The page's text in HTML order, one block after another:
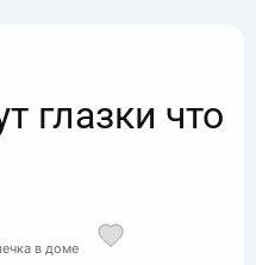
глазки что
в доме